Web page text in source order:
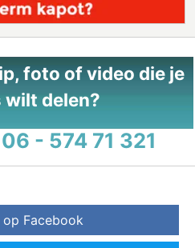
foto of video die je
wilt delen?
06 - 574 71 321
op Facebook